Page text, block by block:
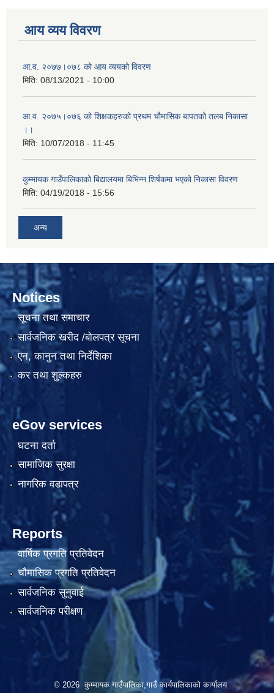
आय व्यय विवरण
आ.व. २०७७।०७८ को आय व्ययको विवरण
मिति: 08/13/2021 - 10:00
आ.व. २०७५।०७६ को शिक्षकहरुको प्रथम चौमासिक बापतको तलब निकासा
।।
मिति: 10/07/2018 - 11:45
कुम्मायक गाउँपालिकाको बिद्यालयमा बिभिन्न शिर्षकमा भएको निकासा विवरण
मिति: 04/19/2018 - 15:56
अन्य
Notices
सूचना तथा समाचार
सार्वजनिक खरीद /बोलपत्र सूचना
एन, कानुन तथा निर्देशिका
कर तथा शुल्कहरु
eGov services
घटना दर्ता
सामाजिक सुरक्षा
नागरिक वडापत्र
Reports
वार्षिक प्रगति प्रतिवेदन
चौमासिक प्रगति प्रतिवेदन
सार्वजनिक सुनुवाई
सार्वजनिक परीक्षण
© 2026 कुम्मायक गाउँपालिका,गाउँ कार्यपालिकाको कार्यालय